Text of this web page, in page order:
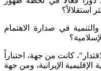
استقلالاً؟
في صدارة الاهتمام
كانت من جهة، اختباراً
الإيرانية، ومن جهة